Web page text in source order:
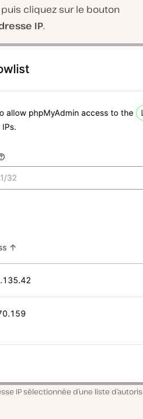
cliquez sur le bouton
IP.
IP sélectionnée d’une liste